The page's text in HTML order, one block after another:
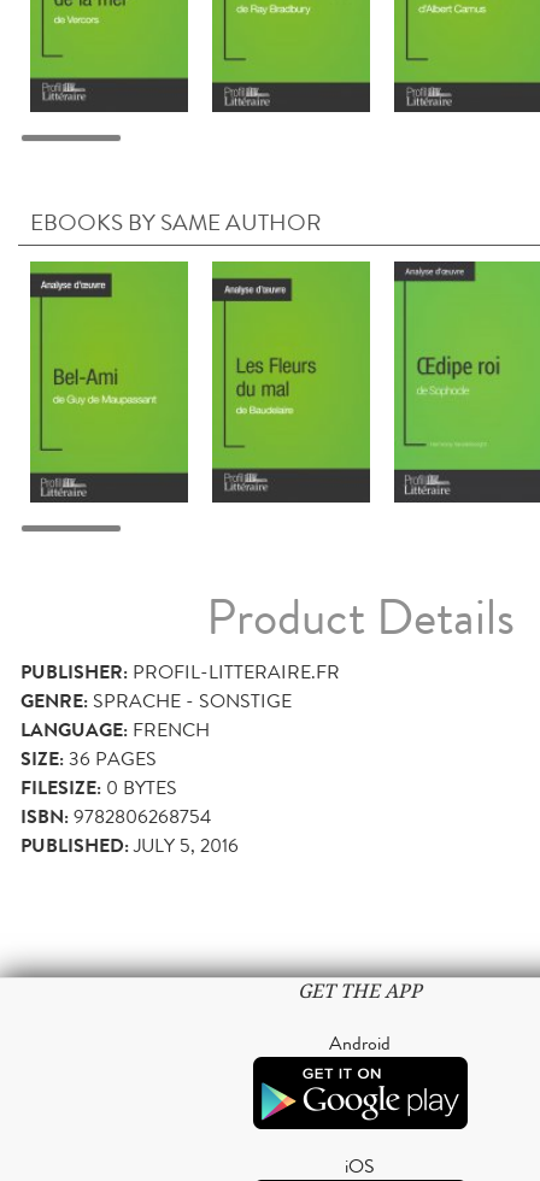
EBOOKS BY SAME AUTHOR
Product Details
PUBLISHER: PROFIL-LITTERAIRE.FR
GENRE: SPRACHE - SONSTIGE
LANGUAGE: FRENCH
SIZE:36 PAGES
FILESIZE: 0 BYTES
ISBN:9782806268754
PUBLISHED:JULY 5, 2016
GET THE APP
Android
iOS